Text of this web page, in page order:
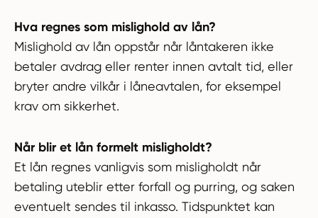
Hva regnes som mislighold av lån?
Mislighold av lån oppstår når låntakeren ikke
betaler avdrag eller renter innen avtalt tid, eller
bryter andre vilkår i låneavtalen, for eksempel
krav om sikkerhet.
Når blir et lån formelt misligholdt?
Et lån regnes vanligvis som misligholdt når
betaling uteblir etter forfall og purring, og saken
eventuelt sendes til inkasso. Tidspunktet kan